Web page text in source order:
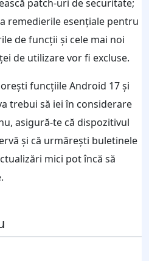
patch-uri de securitate;
remedierile esențiale pentru
de funcții și cele mai noi
de utilizare vor fi excluse.
funcțiile Android 17 și
trebui să iei în considerare
asigură-te că dispozitivul
și că urmărești buletinele
mici pot încă să